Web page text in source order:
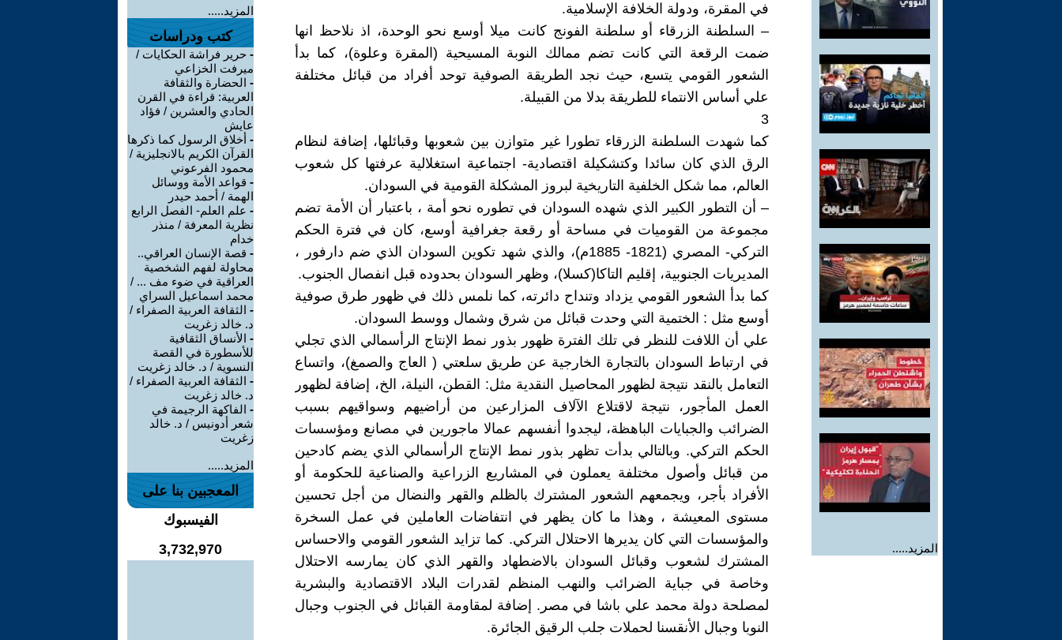
المزيد.....
في المقرة، ودولة الخلافة الإسلامية.
– السلطنة الزرقاء أو سلطنة الفونج كانت ميلا أوسع نحو الوحدة، اذ نلاحظ انها
ضمت الرقعة التي كانت تضم ممالك النوبة المسيحية (المقرة وعلوة)، كما بدأ
الشعور القومي يتسع، حيث نجد الطريقة الصوفية توحد أفراد من قبائل مختلفة
علي أساس الانتماء للطريقة بدلا من القبيلة.
3
كما شهدت السلطنة الزرقاء تطورا غير متوازن بين شعوبها وقبائلها، إضافة لنظام
الرق الذي كان سائدا وكتشكيلة اقتصادية- اجتماعية استغلالية عرفتها كل شعوب
العالم، مما شكل الخلفية التاريخية لبروز المشكلة القومية في السودان.
– أن التطور الكبير الذي شهده السودان في تطوره نحو أمة ، باعتبار أن الأمة تضم
مجموعة من القوميات في مساحة أو رقعة جغرافية أوسع، كان في فترة الحكم
التركي- المصري (1821- 1885م)، والذي شهد تكوين السودان الذي ضم دارفور ،
المديريات الجنوبية، إقليم التاكا(كسلا)، وظهر السودان بحدوده قبل انفصال الجنوب.
كما بدأ الشعور القومي يزداد وتنداح دائرته، كما نلمس ذلك في ظهور طرق صوفية
أوسع مثل : الختمية التي وحدت قبائل من شرق وشمال ووسط السودان.
علي أن اللافت للنظر في تلك الفترة ظهور بذور نمط الإنتاج الرأسمالي الذي تجلي
في ارتباط السودان بالتجارة الخارجية عن طريق سلعتي ( العاج والصمغ)، واتساع
التعامل بالنقد نتيجة لظهور المحاصيل النقدية مثل: القطن، النيلة، الخ، إضافة لظهور
العمل المأجور، نتيجة لاقتلاع الآلاف المزارعين من أراضيهم وسواقيهم بسبب
الضرائب والجبايات الباهظة، ليجدوا أنفسهم عمالا ماجورين في مصانع ومؤسسات
الحكم التركي. وبالتالي بدأت تظهر بذور نمط الإنتاج الرأسمالي الذي يضم كادحين
من قبائل وأصول مختلفة يعملون في المشاريع الزراعية والصناعية للحكومة أو
الأفراد بأجر، ويجمعهم الشعور المشترك بالظلم والقهر والنضال من أجل تحسين
مستوى المعيشة ، وهذا ما كان يظهر في انتفاضات العاملين في عمل السخرة
والمؤسسات التي كان يديرها الاحتلال التركي. كما تزايد الشعور القومي والاحساس
المشترك لشعوب وقبائل السودان بالاضطهاد والقهر الذي كان يمارسه الاحتلال
وخاصة في جباية الضرائب والنهب المنظم لقدرات البلاد الاقتصادية والبشرية
لمصلحة دولة محمد علي باشا في مصر. إضافة لمقاومة القبائل في الجنوب وجبال
النوبا وجبال الأنقسنا لحملات جلب الرقيق الجائرة.
المزيد.....
كتب ودراسات
- حرير فراشة الحكايات /
ميرفت الخزاعي
- الحضارة والثقافة
العربية: قراءة في القرن
الحادي والعشرين / فؤاد
عايش
- أخلاق الرسول كما ذكرها
القرآن الكريم بالانجليزية /
محمود الفرعوني
- قواعد الأمة ووسائل
الهمة / أحمد حيدر
- علم العلم- الفصل الرابع
نظرية المعرفة / منذر
خدام
- قصة الإنسان العراقي..
محاولة لفهم الشخصية
العراقية في ضوء مف ... /
محمد اسماعيل السراي
- الثقافة العربية الصفراء /
د. خالد زغريت
- الأنساق الثقافية
للأسطورة في القصة
النسوية / د. خالد زغريت
- الثقافة العربية الصفراء /
د. خالد زغريت
- الفاكهة الرجيمة في
شعر أدونيس / د. خالد
زغريت
المزيد.....
المعجبين بنا على
الفيسبوك
3,732,970